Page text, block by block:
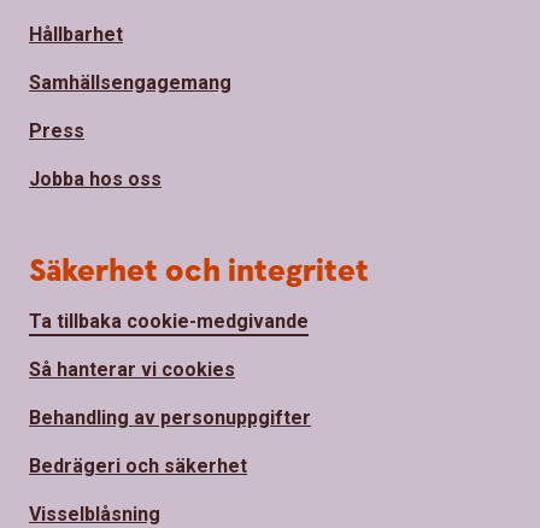
Hållbarhet
Samhällsengagemang
Press
Jobba hos oss
Säkerhet och integritet
Ta tillbaka cookie-medgivande
Så hanterar vi cookies
Behandling av personuppgifter
Bedrägeri och säkerhet
Visselblåsning